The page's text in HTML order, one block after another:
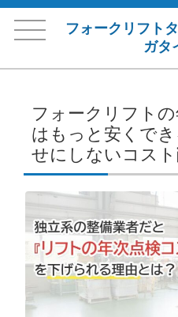
フォークリフト
ガタ
フォークリフト
はもっと安くで
せにしないコス